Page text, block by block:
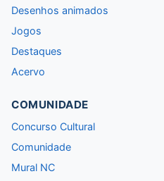
Desenhos animados
Jogos
Destaques
Acervo
COMUNIDADE
Concurso Cultural
Comunidade
Mural NC